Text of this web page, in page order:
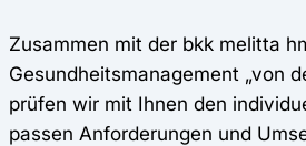
Zusammen mit der bkk melitta
Gesundheitsmanagement „von
prüfen wir mit Ihnen den
passen Anforderungen und